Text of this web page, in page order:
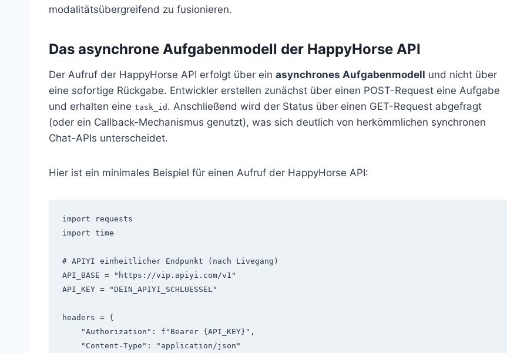
modalitätsübergreifend zu fusionieren.
Das asynchrone Aufgabenmodell der HappyHorse API
Der Aufruf der HappyHorse API erfolgt über ein asynchrones Aufgabenmodell und nicht über
eine sofortige Rückgabe. Entwickler erstellen zunächst über einen POST-Request eine Aufgabe
und erhalten eine task_id . Anschließend wird der Status über einen GET-Request abgefragt
(oder ein Callback-Mechanismus genutzt), was sich deutlich von herkömmlichen synchronen
Chat-APIs unterscheidet.
Hier ist ein minimales Beispiel für einen Aufruf der HappyHorse API:
import requests
import time
# APIYI einheitlicher Endpunkt (nach Livegang)
API_BASE = "https://vip.apiyi.com/v1"
API_KEY = "DEIN_APIYI_SCHLUESSEL"
headers = {